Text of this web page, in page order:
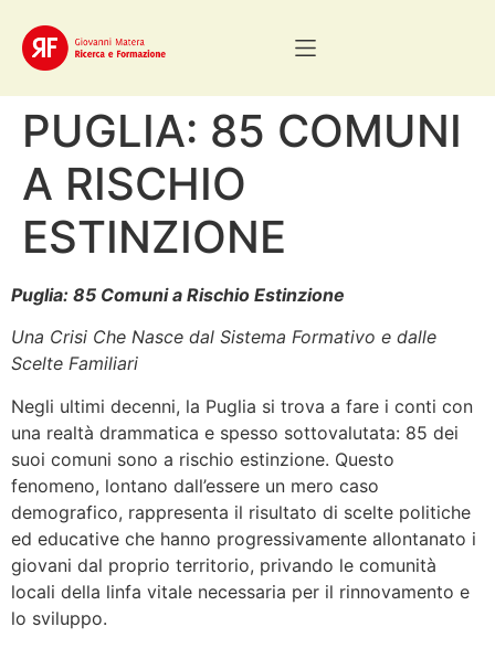
PUGLIA: 85 COMUNI
A RISCHIO
ESTINZIONE
Puglia: 85 Comuni a Rischio Estinzione
Una Crisi Che Nasce dal Sistema Formativo e dalle
Scelte Familiari
Negli ultimi decenni, la Puglia si trova a fare i conti con
una realtà drammatica e spesso sottovalutata: 85 dei
suoi comuni sono a rischio estinzione. Questo
fenomeno, lontano dall’essere un mero caso
demografico, rappresenta il risultato di scelte politiche
ed educative che hanno progressivamente allontanato i
giovani dal proprio territorio, privando le comunità
locali della linfa vitale necessaria per il rinnovamento e
lo sviluppo.